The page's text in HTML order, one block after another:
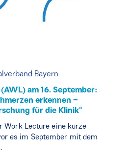
Bayern
am 16. September:
erkennen –
für die Klinik“
Work Lecture eine kurze
es im September mit dem